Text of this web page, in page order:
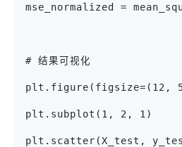
mse_normalized =
# 结果可视化
plt.figure(figsize=(12,
plt.subplot(1, 2, 1)
plt.scatter(X_test,